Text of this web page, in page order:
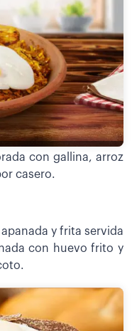
con gallina, arroz
casero.
y frita servida
con huevo frito y